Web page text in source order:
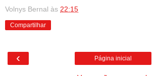
Volnys Bernal às 22:15
Compartilhar
‹ Página inicial